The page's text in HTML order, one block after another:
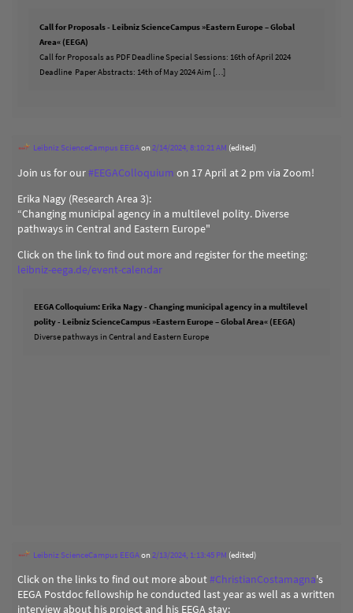
Call for Proposals - Leibniz ScienceCampus »Eastern Europe – Global
Area« (EEGA)
Call for Proposals as PDF Deadline Special Sessions: 16th of April 2024
Deadline Paper Abstracts: 14th of May 2024 Aim […]
Leibniz ScienceCampus EEGAon2/14/2024, 8:10:21 AM (edited)
Join us for our#EEGAColloquium on 17 April at 2 pm via Zoom!
Erika Nagy (Research Area 3):
“Changing municipal agency in a multilevel polity. Diverse
pathways in Central and Eastern Europe"
Click on the link to find out more and register for the meeting:
leibniz-eega.de/event-calendar
EEGA Colloquium: Erika Nagy - Changing municipal agency in a multilevel
polity - Leibniz ScienceCampus »Eastern Europe – Global Area« (EEGA)
Diverse pathways in Central and Eastern Europe
Leibniz ScienceCampus EEGAon2/13/2024, 1:13:45 PM (edited)
Click on the links to find out more about#ChristianCostamagna's
EEGA Postdoc fellowship he conducted last year as well as a written
interview about his project and his EEGA stay: